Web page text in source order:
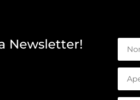
Newsletter!